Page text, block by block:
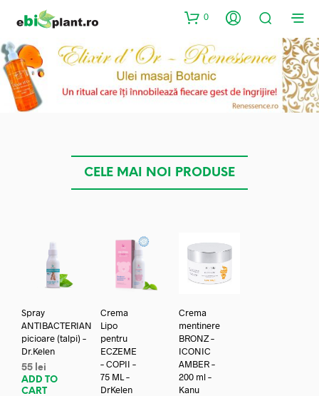
0
CELE MAI NOI PRODUSE
Spray
ANTIBACTERIAN
picioare (talpi) –
Dr.Kelen
55 lei
ADD TO
CART
Crema
Lipo
pentru
ECZEME
– COPII –
75 ML –
DrKelen
Crema
mentinere
BRONZ –
ICONIC
AMBER –
200 ml –
Kanu